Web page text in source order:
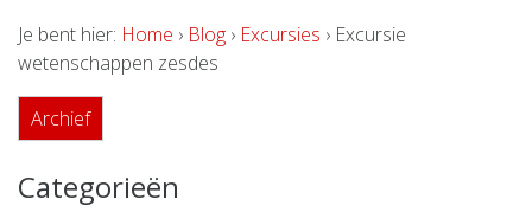
Je bent hier: Home › Blog › Excursies › Excursie
wetenschappen zesdes
Archief
Categorieën